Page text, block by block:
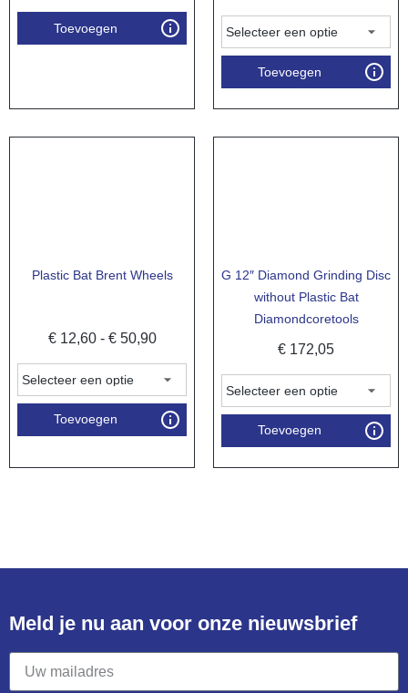
Toevoegen
Toevoegen
Plastic Bat Brent Wheels
€12,60 - €50,90
Toevoegen
G 12″ Diamond Grinding Disc
without Plastic Bat
Diamondcoretools
€ 172,05
Toevoegen
Meld je nu aan voor onze nieuwsbrief​